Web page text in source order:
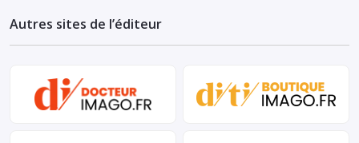
Autres sites de l’éditeur